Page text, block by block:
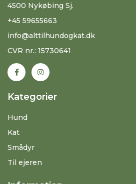
4500 Nykøbing Sj.
+45 59655663
info@alttilhundogkat.dk
CVR nr.: 15730641
Kategorier
Hund
Kat
Smådyr
Til ejeren